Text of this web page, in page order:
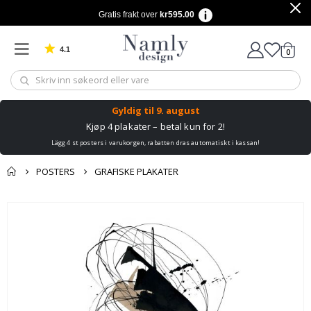
Gratis frakt over kr595.00
4.1 Basert på 1029 stemmer 0varer
Gyldig til 9. august
Kjøp 4 plakater – betal kun for 2!
Lägg 4 st posters i varukorgen, rabatten dras automatiskt i kassan!
POSTERS GRAFISKE PLAKATER